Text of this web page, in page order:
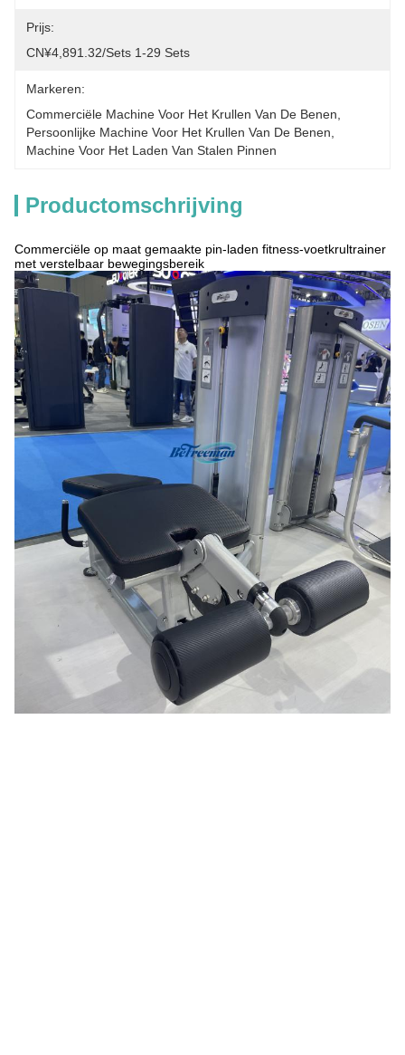
Prijs:
CN¥4,891.32/sets 1-29 Sets
Markeren:
Commerciële Machine Voor Het Krullen Van De Benen
Persoonlijke Machine Voor Het Krullen Van De Benen
Machine Voor Het Laden Van Stalen Pinnen
Productomschrijving
Commerciële op maat gemaakte pin-laden fitness-voetkrultrainer
met verstelbaar bewegingsbereik